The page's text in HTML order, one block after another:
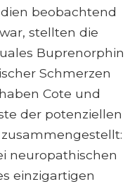
beobachtend
stellten die
Buprenorphin
Schmerzen
Cote und
der potenziellen
neuropathischen
einzigartigen